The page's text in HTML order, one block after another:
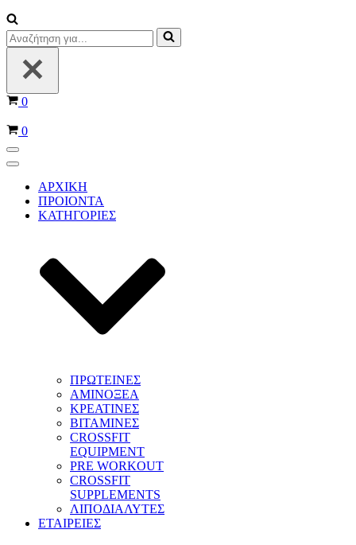
Αναζήτηση
για...
Καλάθι
0
Καλάθι
0
Μενού
πλοήγησης
Μενού
πλοήγησης
ΑΡΧΙΚΗ
ΠΡΟΙΟΝΤΑ
ΚΑΤΗΓΟΡΙΕΣ
ΠΡΩΤΕΙΝΕΣ
ΑΜΙΝΟΞΕΑ
ΚΡΕΑΤΙΝΕΣ
ΒΙΤΑΜΙΝΕΣ
CROSSFIT
EQUIPMENT
PRE WORKOUT
CROSSFIT
SUPPLEMENTS
ΛΙΠΟΔΙΑΛΥΤΕΣ
ΕΤΑΙΡΕΙΕΣ